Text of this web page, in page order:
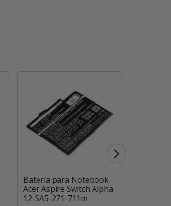
Bateria para Notebook
Acer Aspire Switch Alpha
12-SA5-271-711m